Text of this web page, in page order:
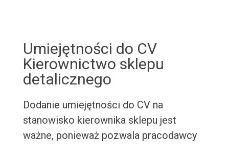
Umiejętności do CV
Kierownictwo sklepu
detalicznego
Dodanie umiejętności do CV na
stanowisko kierownika sklepu jest
ważne, ponieważ pozwala pracodawcy